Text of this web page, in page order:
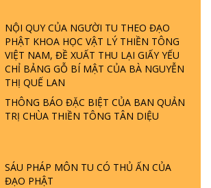
NỘI QUY CỦA NGƯỜI TU THEO ĐẠO
PHẬT KHOA HỌC VẬT LÝ THIỀN TÔNG
VIỆT NAM, ĐỀ XUẤT THU LẠI GIẤY YẾU
CHỈ BẢNG GỖ BÍ MẬT CỦA BÀ NGUYỄN
THỊ QUẾ LAN
THÔNG BÁO ĐẶC BIỆT CỦA BAN QUẢN
TRỊ CHÙA THIỀN TÔNG TÂN DIỆU
SÁU PHÁP MÔN TU CÓ THỦ ẤN CỦA
ĐẠO PHẬT
LÀ AI? QUỶ SA TĂNG? | TTTD
GIẢI ĐÁP THIỀN TÔNG ĐẶC BIỆT P22 - TẠI
SAO TRÁI ĐẤT NHIỀU THIÊN TAI - LŨ LỤT
- HỎA HOẠN | TTTD
HOA SEN ? | TTTD